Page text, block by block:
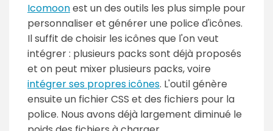
Icomoonest un des outils les plus simple pour
personnaliser et générer une police d'icônes.
Il suffit de choisir les icônes que l'on veut
intégrer : plusieurs packs sont déjà proposés
et on peut mixer plusieurs packs, voire
intégrer ses propres icônes. L'outil génère
ensuite un fichier CSS et des fichiers pour la
police. Nous avons déjà largement diminué le